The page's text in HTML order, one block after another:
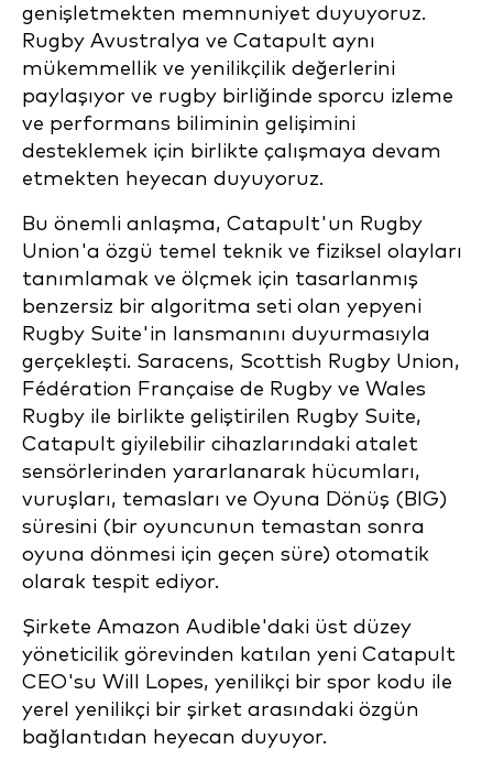
genişletmekten memnuniyet duyuyoruz.
Rugby Avustralya ve Catapult aynı
mükemmellik ve yenilikçilik değerlerini
paylaşıyor ve rugby birliğinde sporcu izleme
ve performans biliminin gelişimini
desteklemek için birlikte çalışmaya devam
etmekten heyecan duyuyoruz.
Bu önemli anlaşma, Catapult'un Rugby
Union'a özgü temel teknik ve fiziksel olayları
tanımlamak ve ölçmek için tasarlanmış
benzersiz bir algoritma seti olan yepyeni
Rugby Suite'in lansmanını duyurmasıyla
gerçekleşti. Saracens, Scottish Rugby Union,
Fédération Française de Rugby ve Wales
Rugby ile birlikte geliştirilen Rugby Suite,
Catapult giyilebilir cihazlarındaki atalet
sensörlerinden yararlanarak hücumları,
vuruşları, temasları ve Oyuna Dönüş (BIG)
süresini (bir oyuncunun temastan sonra
oyuna dönmesi için geçen süre) otomatik
olarak tespit ediyor.
Şirkete Amazon Audible'daki üst düzey
yöneticilik görevinden katılan yeni Catapult
CEO'su Will Lopes, yenilikçi bir spor kodu ile
yerel yenilikçi bir şirket arasındaki özgün
bağlantıdan heyecan duyuyor.